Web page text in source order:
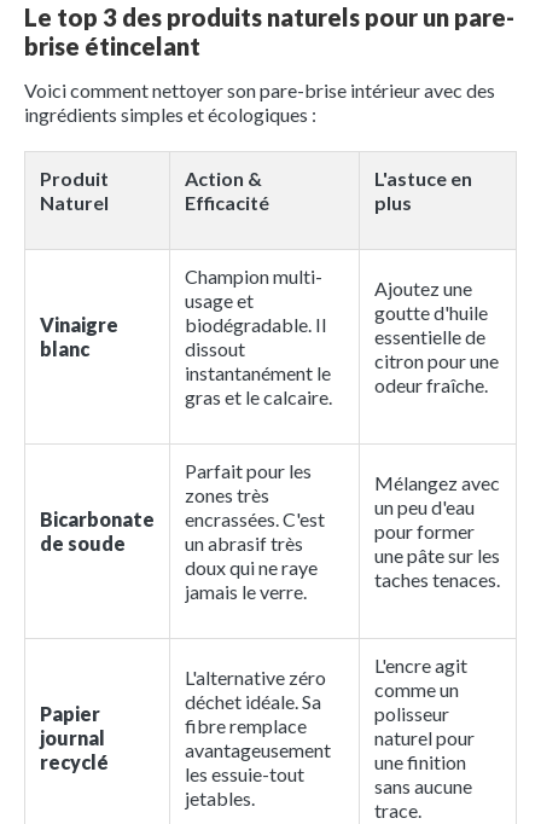
Le top 3 des produits naturels pour un pare-
brise étincelant
Voici comment nettoyer son pare-brise intérieur avec des
ingrédients simples et écologiques :
Produit
Naturel
Action &
Efficacité
L'astuce en
plus
Vinaigre
blanc
Champion multi-
usage et
biodégradable. Il
dissout
instantanément le
gras et le calcaire.
Ajoutez une
goutte d'huile
essentielle de
citron pour une
odeur fraîche.
Bicarbonate
de soude
Parfait pour les
zones très
encrassées. C'est
un abrasif très
doux qui ne raye
jamais le verre.
Mélangez avec
un peu d'eau
pour former
une pâte sur les
taches tenaces.
Papier
journal
recyclé
L'alternative zéro
déchet idéale. Sa
fibre remplace
avantageusement
les essuie-tout
jetables.
L'encre agit
comme un
polisseur
naturel pour
une finition
sans aucune
trace.